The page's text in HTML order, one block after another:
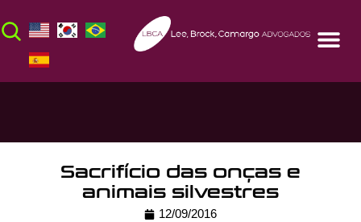
Sacrifício das onças e
animais silvestres
12/09/2016